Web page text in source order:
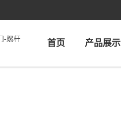
首页 产品展示